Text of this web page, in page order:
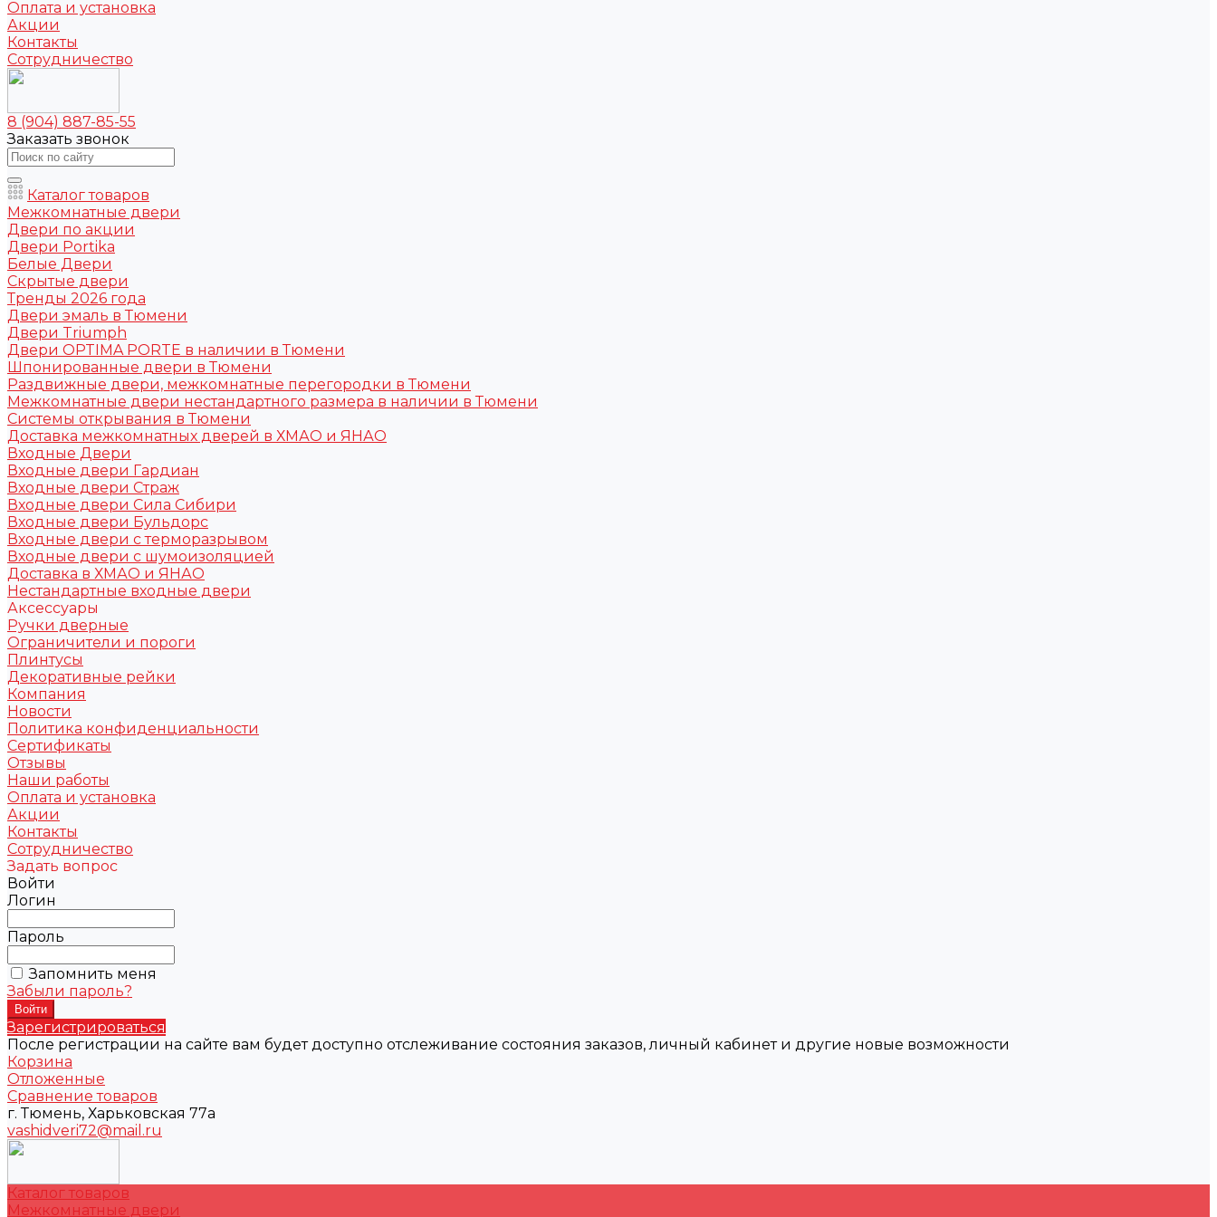
Оплата и установка
Акции
Контакты
Сотрудничество
8 (904) 887-85-55
Заказать звонок
Каталог товаров
Межкомнатные двери
Двери по акции
Двери Portika
Белые Двери
Скрытые двери
Тренды 2026 года
Двери эмаль в Тюмени
Двери Triumph
Двери OPTIMA PORTE в наличии в Тюмени
Шпонированные двери в Тюмени
Раздвижные двери, межкомнатные перегородки в Тюмени
Межкомнатные двери нестандартного размера в наличии в Тюмени
Системы открывания в Тюмени
Доставка межкомнатных дверей в ХМАО и ЯНАО
Входные Двери
Входные двери Гардиан
Входные двери Страж
Входные двери Сила Сибири
Входные двери Бульдорс
Входные двери с терморазрывом
Входные двери с шумоизоляцией
Доставка в ХМАО и ЯНАО
Нестандартные входные двери
Аксессуары
Ручки дверные
Ограничители и пороги
Плинтусы
Декоративные рейки
Компания
Новости
Политика конфиденциальности
Сертификаты
Отзывы
Наши работы
Оплата и установка
Акции
Контакты
Сотрудничество
Задать вопрос
Войти
Логин
Пароль
Запомнить меня
Забыли пароль?
Зарегистрироваться
После регистрации на сайте вам будет доступно отслеживание состояния заказов, личный кабинет и другие новые возможности
Корзина
Отложенные
Сравнение товаров
г. Тюмень, Харьковская 77а
vashidveri72@mail.ru
Каталог товаров
Межкомнатные двери